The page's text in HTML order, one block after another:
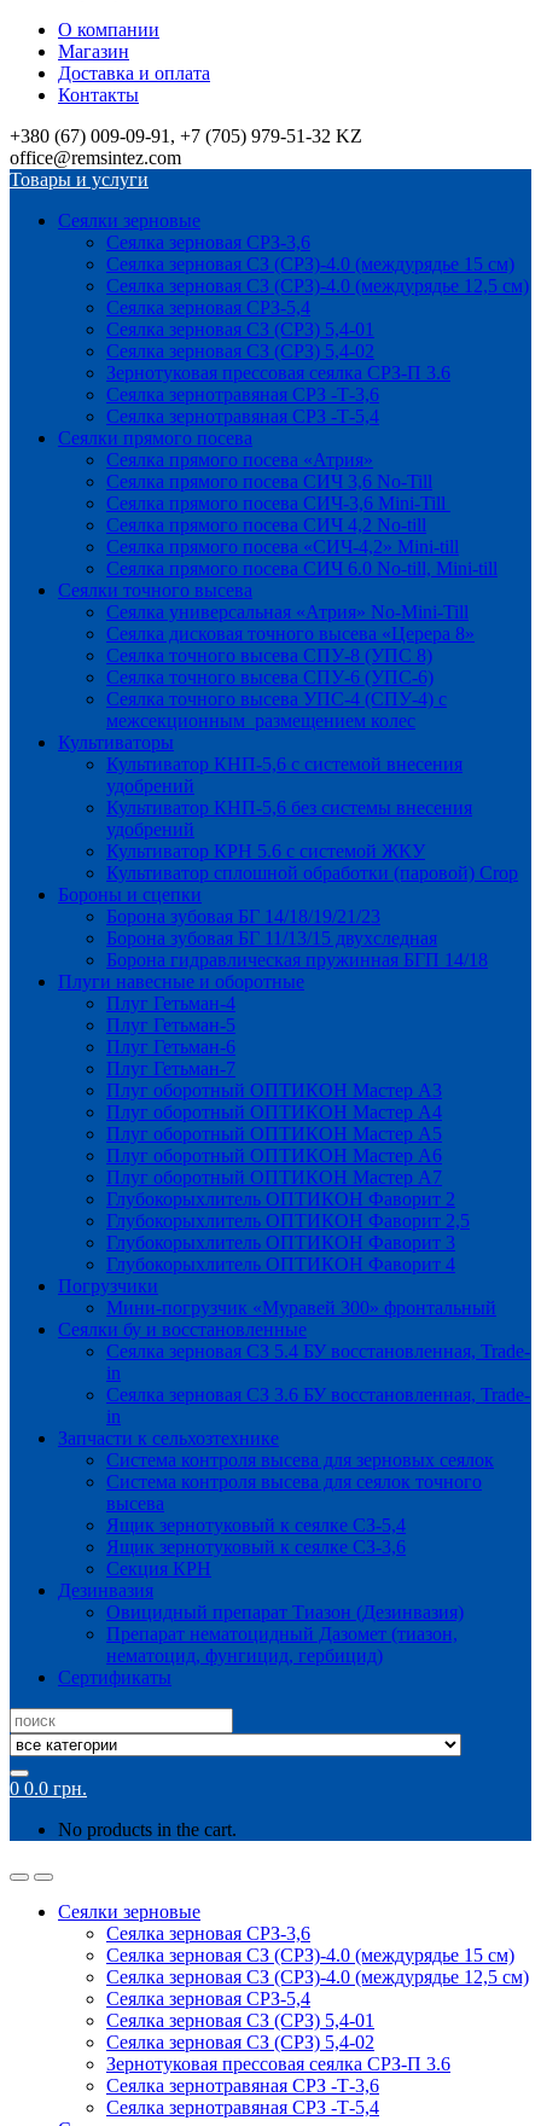
О компании
Магазин
Доставка и оплата
Контакты
+380 (67) 009-09-91, +7 (705) 979-51-32 KZ
office@remsintez.com
Товары и услуги
Сеялки зерновые
Сеялка зерновая СРЗ-3,6
Сеялка зерновая СЗ (СРЗ)-4.0 (междурядье 15 см)
Сеялка зерновая СЗ (СРЗ)-4.0 (междурядье 12,5 см)
Сеялка зерновая СРЗ-5,4
Сеялка зерновая СЗ (СРЗ) 5,4-01
Сеялка зерновая СЗ (СРЗ) 5,4-02
Зернотуковая прессовая сеялка СРЗ-П 3.6
Сеялка зернотравяная СРЗ -Т-3,6
Сеялка зернотравяная СРЗ -Т-5,4
Сеялки прямого посева
Сеялка прямого посева «Атрия»
Сеялка прямого посева СИЧ 3,6 No-Till
Сеялка прямого посева СИЧ-3,6 Mini-Till
Сеялка прямого посева СИЧ 4,2 No-till
Сеялка прямого посева «СИЧ-4,2» Mini-till
Сеялка прямого посева СИЧ 6.0 No-till, Mini-till
Сеялки точного высева
Сеялка универсальная «Атрия» No-Mini-Till
Сеялка дисковая точного высева «Церера 8»
Сеялка точного высева СПУ-8 (УПС 8)
Сеялка точного высева СПУ-6 (УПС-6)
Сеялка точного высева УПС-4 (СПУ-4) с
межсекционным размещением колес
Культиваторы
Культиватор КНП-5,6 с системой внесения
удобрений
Культиватор КНП-5,6 без системы внесения
удобрений
Культиватор КРН 5.6 с системой ЖКУ
Культиватор сплошной обработки (паровой) Crop
Бороны и сцепки
Борона зубовая БГ 14/18/19/21/23
Борона зубовая БГ 11/13/15 двухследная
Борона гидравлическая пружинная БГП 14/18
Плуги навесные и оборотные
Плуг Гетьман-4
Плуг Гетьман-5
Плуг Гетьман-6
Плуг Гетьман-7
Плуг оборотный ОПТИКОН Мастер А3
Плуг оборотный ОПТИКОН Мастер А4
Плуг оборотный ОПТИКОН Мастер А5
Плуг оборотный ОПТИКОН Мастер А6
Плуг оборотный ОПТИКОН Мастер А7
Глубокорыхлитель ОПТИКОН Фаворит 2
Глубокорыхлитель ОПТИКОН Фаворит 2,5
Глубокорыхлитель ОПТИКОН Фаворит 3
Глубокорыхлитель ОПТИКОН Фаворит 4
Погрузчики
Мини-погрузчик «Муравей 300» фронтальный
Сеялки бу и восстановленные
Сеялка зерновая СЗ 5.4 БУ восстановленная, Trade-
in
Сеялка зерновая СЗ 3.6 БУ восстановленная, Trade-
in
Запчасти к сельхозтехнике
Система контроля высева для зерновых сеялок
Система контроля высева для сеялок точного
высева
Ящик зернотуковый к сеялке СЗ-5,4
Ящик зернотуковый к сеялке СЗ-3,6
Секция КРН
Дезинвазия
Овицидный препарат Тиазон (Дезинвазия)
Препарат нематоцидный Дазомет (тиазон,
нематоцид, фунгицид, гербицид)
Сертификаты
Search
for:
0 0.0 грн.
No products in the cart.
Сеялки зерновые
Сеялка зерновая СРЗ-3,6
Сеялка зерновая СЗ (СРЗ)-4.0 (междурядье 15 см)
Сеялка зерновая СЗ (СРЗ)-4.0 (междурядье 12,5 см)
Сеялка зерновая СРЗ-5,4
Сеялка зерновая СЗ (СРЗ) 5,4-01
Сеялка зерновая СЗ (СРЗ) 5,4-02
Зернотуковая прессовая сеялка СРЗ-П 3.6
Сеялка зернотравяная СРЗ -Т-3,6
Сеялка зернотравяная СРЗ -Т-5,4